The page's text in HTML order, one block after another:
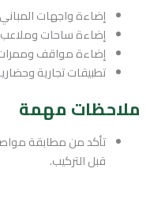
إضاءة واجهات
إضاءة ساحات
إضاءة مواقف
تطبيقات تجارية
ملاحظات مهمة
تأكد من مطابقة
قبل التركيب.